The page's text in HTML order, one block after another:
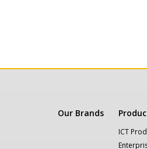
Our Brands
ICT